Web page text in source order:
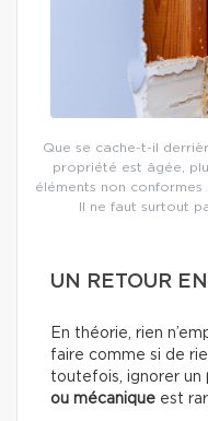
Que se cache-t-il
propriété est âgée,
éléments non conformes
Il ne faut surtout
UN RETOUR
En théorie, rien
faire comme si de
toutefois, ignorer un
ou mécanique est